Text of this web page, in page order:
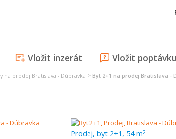
Vložit inzerát Vložit poptávku
na prodej Bratislava - Dúbravka > Byt 2+1 na prodej Bratislava -
Prodej, byt 2+1, 54 m2